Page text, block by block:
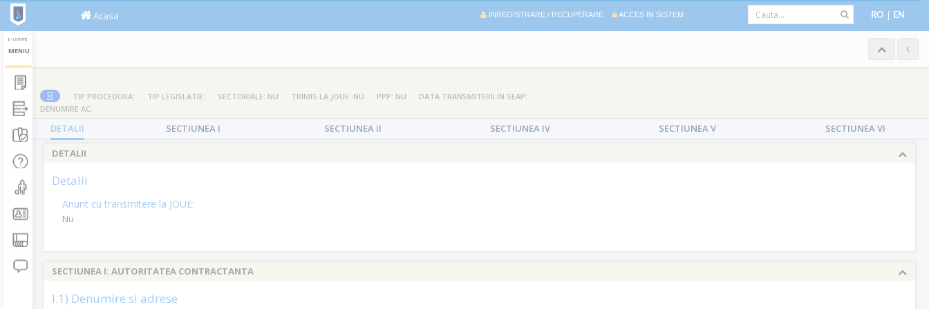
E - LICITATIE
MENIU
INREGISTRARE / RECUPERARE ACCES IN SISTEM RO | EN
Acasa
TIP PROCEDURA: TIP LEGISLATIE: SECTORIALE: NU TRIMIS LA JOUE: NU PPP: NU
DATA TRANSMITERII IN SEAP:
DENUMIRE AC:
DETALII SECTIUNEA I SECTIUNEA II SECTIUNEA IV SECTIUNEA V
SECTIUNEA VI
DETALII
Detalii
Anunt cu transmitere la JOUE:
Nu
SECTIUNEA I: AUTORITATEA CONTRACTANTA
I.1) Denumire si adrese